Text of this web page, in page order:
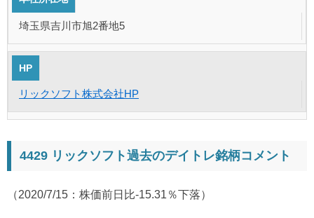
埼玉県吉川市旭2番地5
HP
リックソフト株式会社HP
4429 リックソフト過去のデイトレ銘柄コメント
（2020/7/15：株価前日比-15.31％下落）